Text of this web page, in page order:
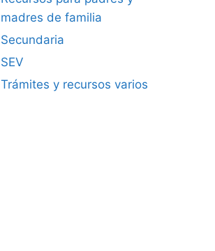
madres de familia
Secundaria
SEV
Trámites y recursos varios